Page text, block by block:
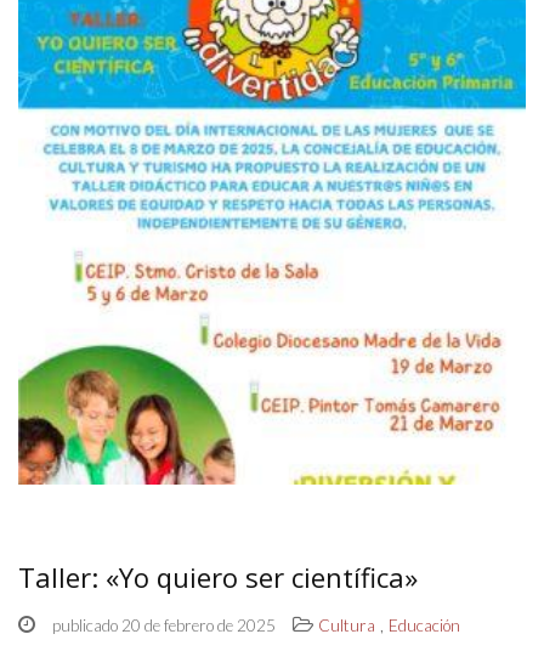
Taller: «Yo quiero ser científica»
publicado 20 de febrero de 2025 Cultura , Educación